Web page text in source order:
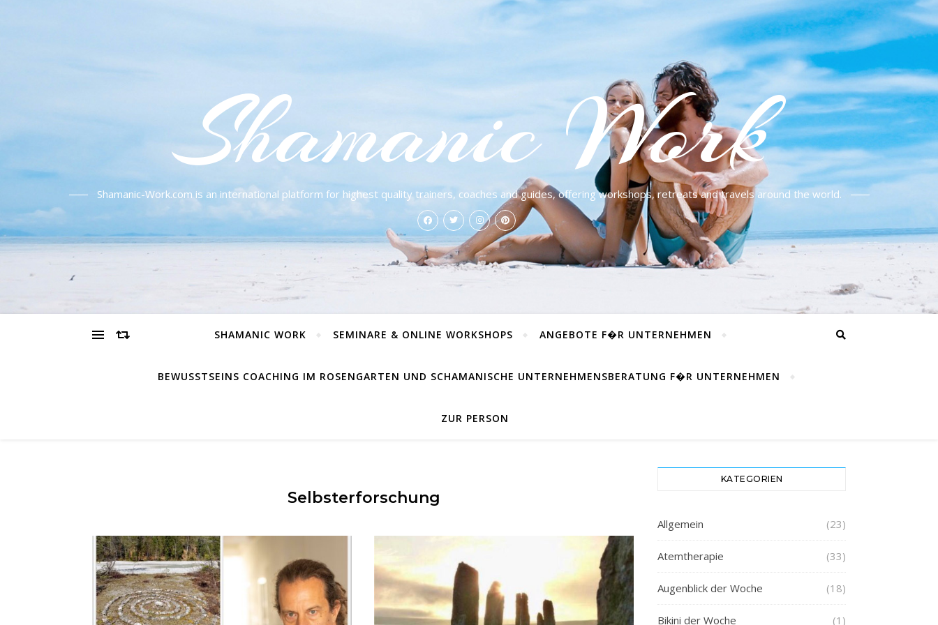
Shamanic Work
Shamanic-Work.com is an international platform for highest quality trainers, coaches and guides, offering workshops, retreats and travels around the world.
SHAMANIC WORK SEMINARE & ONLINE WORKSHOPS ANGEBOTE F�R UNTERNEHMEN
BEWUSSTSEINS COACHING IM ROSENGARTEN UND SCHAMANISCHE UNTERNEHMENSBERATUNG F�R UNTERNEHMEN
ZUR PERSON
Selbsterforschung
KATEGORIEN
Allgemein (23)
Atemtherapie (33)
Augenblick der Woche (18)
Bikini der Woche (1)